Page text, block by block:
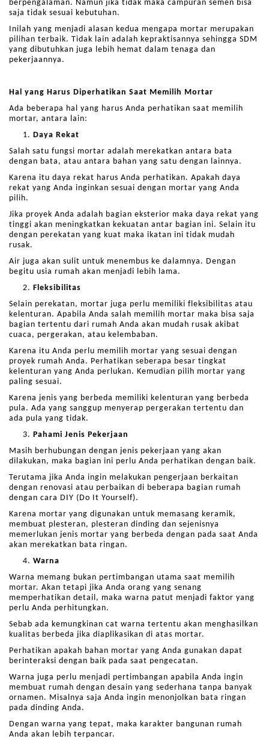
berpengalaman. Namun jika tidak maka campuran semen bisa
saja tidak sesuai kebutuhan.
Inilah yang menjadi alasan kedua mengapa mortar merupakan
pilihan terbaik. Tidak lain adalah kepraktisannya sehingga SDM
yang dibutuhkan juga lebih hemat dalam tenaga dan
pekerjaannya.
Hal yang Harus Diperhatikan Saat Memilih Mortar
Ada beberapa hal yang harus Anda perhatikan saat memilih
mortar, antara lain:
Daya Rekat
Salah satu fungsi mortar adalah merekatkan antara bata
dengan bata, atau antara bahan yang satu dengan lainnya.
Karena itu daya rekat harus Anda perhatikan. Apakah daya
rekat yang Anda inginkan sesuai dengan mortar yang Anda
pilih.
Jika proyek Anda adalah bagian eksterior maka daya rekat yang
tinggi akan meningkatkan kekuatan antar bagian ini. Selain itu
dengan perekatan yang kuat maka ikatan ini tidak mudah
rusak.
Air juga akan sulit untuk menembus ke dalamnya. Dengan
begitu usia rumah akan menjadi lebih lama.
Fleksibilitas
Selain perekatan, mortar juga perlu memiliki fleksibilitas atau
kelenturan. Apabila Anda salah memilih mortar maka bisa saja
bagian tertentu dari rumah Anda akan mudah rusak akibat
cuaca, pergerakan, atau kelembaban.
Karena itu Anda perlu memilih mortar yang sesuai dengan
proyek rumah Anda. Perhatikan seberapa besar tingkat
kelenturan yang Anda perlukan. Kemudian pilih mortar yang
paling sesuai.
Karena jenis yang berbeda memiliki kelenturan yang berbeda
pula. Ada yang sanggup menyerap pergerakan tertentu dan
ada pula yang tidak.
Pahami Jenis Pekerjaan
Masih berhubungan dengan jenis pekerjaan yang akan
dilakukan, maka bagian ini perlu Anda perhatikan dengan baik.
Terutama jika Anda ingin melakukan pengerjaan berkaitan
dengan renovasi atau perbaikan di beberapa bagian rumah
dengan cara DIY (Do It Yourself).
Karena mortar yang digunakan untuk memasang keramik,
membuat plesteran, plesteran dinding dan sejenisnya
memerlukan jenis mortar yang berbeda dengan pada saat Anda
akan merekatkan bata ringan.
Warna
Warna memang bukan pertimbangan utama saat memilih
mortar. Akan tetapi jika Anda orang yang senang
memperhatikan detail, maka warna patut menjadi faktor yang
perlu Anda perhitungkan.
Sebab ada kemungkinan cat warna tertentu akan menghasilkan
kualitas berbeda jika diaplikasikan di atas mortar.
Perhatikan apakah bahan mortar yang Anda gunakan dapat
berinteraksi dengan baik pada saat pengecatan.
Warna juga perlu menjadi pertimbangan apabila Anda ingin
membuat rumah dengan desain yang sederhana tanpa banyak
ornamen. Misalnya saja Anda ingin menonjolkan bata ringan
pada dinding Anda.
Dengan warna yang tepat, maka karakter bangunan rumah
Anda akan lebih terpancar.